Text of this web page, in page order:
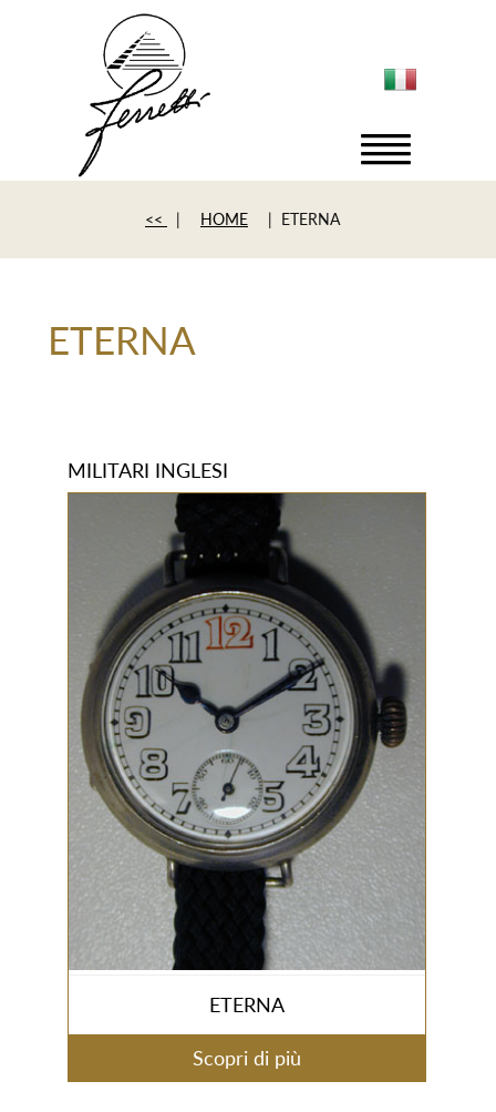
<< | HOME | ETERNA
ETERNA
MILITARI INGLESI
ETERNA
Scopri di più